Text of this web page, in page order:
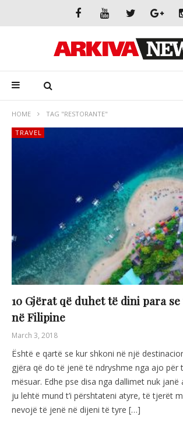
HOME TAG "RESTORANTE"
TRAVEL
10 Gjërat që duhet të dini para
në Filipine
March 3, 2018
Është e qartë se kur shkoni në një
gjëra që do të jenë të ndryshme nga ajo për
mësuar. Edhe pse disa nga dallimet nuk janë
ju lehtë mund t’i përshtateni atyre, të tjerët
nevojë të jenë në dijeni të tyre […]